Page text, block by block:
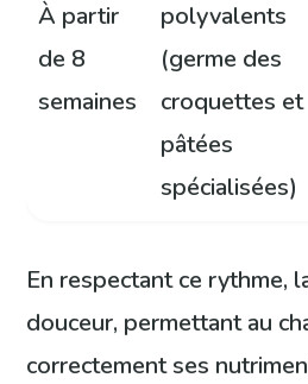
À partir
de 8
semaines
polyvalents
(germe des
croquettes et
pâtées
spécialisées)
En respectant ce rythme,
douceur, permettant au
correctement ses